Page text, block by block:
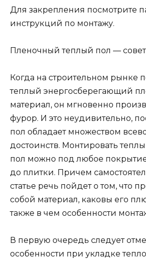
Для закрепления посмотрите
инструкций по монтажу.
Пленочный теплый пол —
Когда на строительном рынке
теплый энергосберегающий
материал, он мгновенно
фурор. И это неудивительно,
пол обладает множеством
достоинств. Монтировать
пол можно под любое покрытие
до плитки. Причем
статье речь пойдет о том, что
собой материал, каковы его
также в чем особенности
В первую очередь следует
особенности при укладке